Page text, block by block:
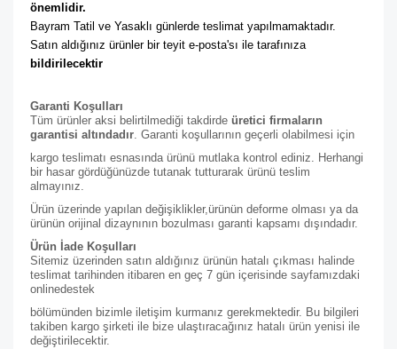
önemlidir.
Bayram Tatil ve Yasaklı günlerde teslimat yapılmamaktadır.
Satın aldığınız ürünler bir teyit e-posta'sı ile tarafınıza
bildirilecektir
Garanti Koşulları
Tüm ürünler aksi belirtilmediği takdirde üretici firmaların
garantisi altındadır. Garanti koşullarının geçerli olabilmesi için
kargo teslimatı esnasında ürünü mutlaka kontrol ediniz. Herhangi
bir hasar gördüğünüzde tutanak tutturarak ürünü teslim
almayınız.
Ürün üzerinde yapılan değişiklikler,ürünün deforme olması ya da
ürünün orijinal dizaynının bozulması garanti kapsamı dışındadır.
Ürün İade Koşulları
Sitemiz üzerinden satın aldığınız ürünün hatalı çıkması halinde
teslimat tarihinden itibaren en geç 7 gün içerisinde sayfamızdaki
onlinedestek
bölümünden bizimle iletişim kurmanız gerekmektedir. Bu bilgileri
takiben kargo şirketi ile bize ulaştıracağınız hatalı ürün yenisi ile
değiştirilecektir.